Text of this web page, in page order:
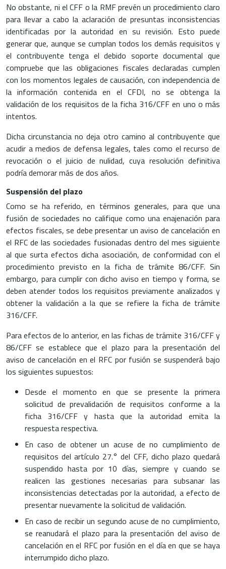
No obstante, ni el CFF o la RMF prevén un procedimiento claro
para llevar a cabo la aclaración de presuntas inconsistencias
identificadas por la autoridad en su revisión. Esto puede
generar que, aunque se cumplan todos los demás requisitos y
el contribuyente tenga el debido soporte documental que
compruebe que las obligaciones fiscales declaradas cumplen
con los momentos legales de causación, con independencia de
la información contenida en el CFDI, no se obtenga la
validación de los requisitos de la ficha 316/CFF en uno o más
intentos.
Dicha circunstancia no deja otro camino al contribuyente que
acudir a medios de defensa legales, tales como el recurso de
revocación o el juicio de nulidad, cuya resolución definitiva
podría demorar más de dos años.
Suspensión del plazo
Como se ha referido, en términos generales, para que una
fusión de sociedades no califique como una enajenación para
efectos fiscales, se debe presentar un aviso de cancelación en
el RFC de las sociedades fusionadas dentro del mes siguiente
al que surta efectos dicha asociación, de conformidad con el
procedimiento previsto en la ficha de trámite 86/CFF. Sin
embargo, para cumplir con dicho aviso en tiempo y forma, se
deben atender todos los requisitos previamente analizados y
obtener la validación a la que se refiere la ficha de trámite
316/CFF.
Para efectos de lo anterior, en las fichas de trámite 316/CFF y
86/CFF se establece que el plazo para la presentación del
aviso de cancelación en el RFC por fusión se suspenderá bajo
los siguientes supuestos:
Desde el momento en que se presente la primera
solicitud de prevalidación de requisitos conforme a la
ficha 316/CFF y hasta que la autoridad emita la
respuesta respectiva.
En caso de obtener un acuse de no cumplimiento de
requisitos del artículo 27.° del CFF, dicho plazo quedará
suspendido hasta por 10 días, siempre y cuando se
realicen las gestiones necesarias para subsanar las
inconsistencias detectadas por la autoridad, a efecto de
presentar nuevamente la solicitud de validación.
En caso de recibir un segundo acuse de no cumplimiento,
se reanudará el plazo para la presentación del aviso de
cancelación en el RFC por fusión en el día en que se haya
interrumpido dicho plazo.